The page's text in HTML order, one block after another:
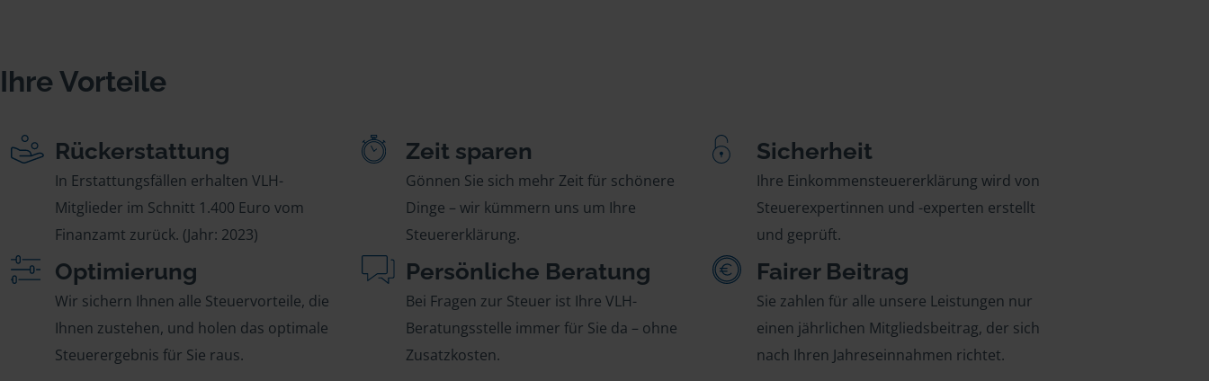
Ihre Vorteile
Rückerstattung
In Erstattungsfällen erhalten VLH-
Mitglieder im Schnitt 1.400 Euro vom
Finanzamt zurück. (Jahr: 2023)
Zeit sparen
Gönnen Sie sich mehr Zeit für schönere
Dinge – wir kümmern uns um Ihre
Steuererklärung.
Sicherheit
Ihre Einkommensteuererklärung wird von
Steuerexpertinnen und -experten erstellt
und geprüft.
Optimierung
Wir sichern Ihnen alle Steuervorteile, die
Ihnen zustehen, und holen das optimale
Steuerergebnis für Sie raus.
Persönliche Beratung
Bei Fragen zur Steuer ist Ihre VLH-
Beratungsstelle immer für Sie da – ohne
Zusatzkosten.
Fairer Beitrag
Sie zahlen für alle unsere Leistungen nur
einen jährlichen Mitgliedsbeitrag, der sich
nach Ihren Jahreseinnahmen richtet.